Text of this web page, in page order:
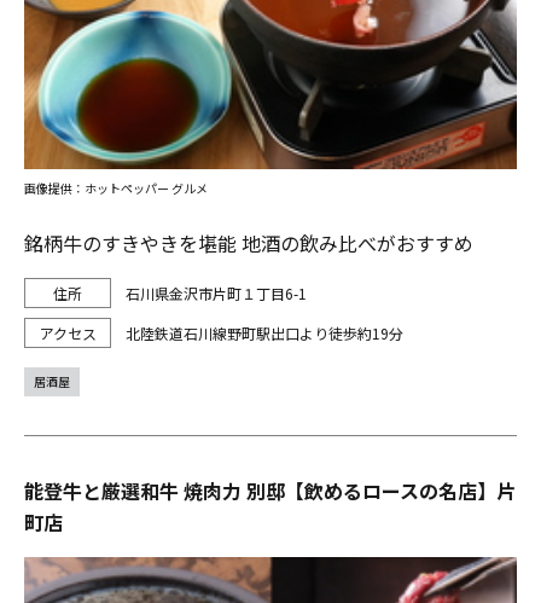
銘柄牛のすきやきを堪能 地酒の飲み比べがおすすめ
石川県金沢市片町１丁目6-1
北陸鉄道石川線野町駅出口より徒歩約19分
画像提供：ホットペッパー グルメ
居酒屋
能登牛と厳選和牛 焼肉力 別邸【飲めるロースの名店】片
町店